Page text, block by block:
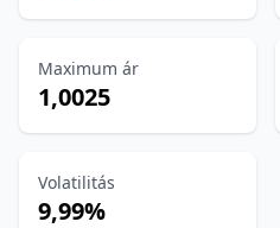
Maximum ár
1,0025
Volatilitás
9,99%